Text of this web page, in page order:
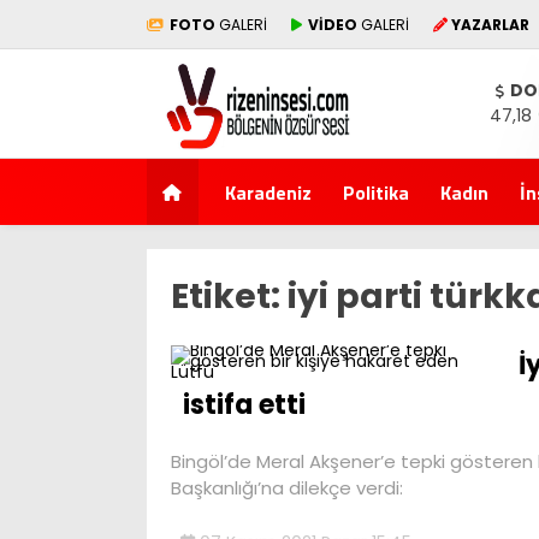
FOTO GALERİ VİDEO GALERİ YAZARLAR
47,18
Karadeniz Politika Kadın
Etiket: iyi parti
istifa etti
Bingöl’de Meral Akşener’e tepki
Başkanlığı’na dilekçe verdi: